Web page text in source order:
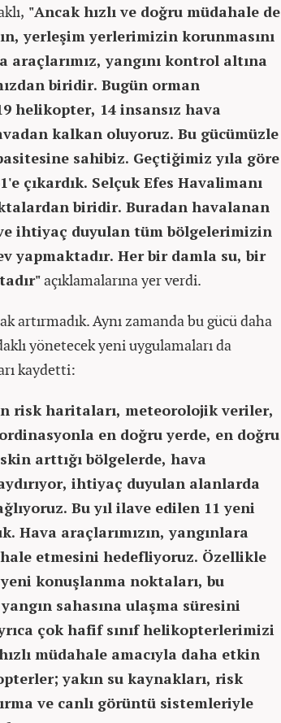
"Ancak hızlı ve doğru müdahale de
yerleşim yerlerimizin korunmasını
araçlarımız, yangını kontrol altına
biridir. Bugün orman
helikopter, 14 insansız hava
kalkan oluyoruz. Bu gücümüzle
sahibiz. Geçtiğimiz yıla göre
çıkardık. Selçuk Efes Havalimanı
biridir. Buradan havalanan
ihtiyaç duyulan tüm bölgelerimizin
yapmaktadır. Her bir damla su, bir
açıklamalarına yer verdi.
artırmadık. Aynı zamanda bu gücü daha
yönetecek yeni uygulamaları da
kaydetti:
risk haritaları, meteorolojik veriler,
en doğru yerde, en doğru
arttığı bölgelerde, hava
ihtiyaç duyulan alanlarda
Bu yıl ilave edilen 11 yeni
Hava araçlarımızın, yangınlara
etmesini hedefliyoruz. Özellikle
konuşlanma noktaları, bu
sahasına ulaşma süresini
çok hafif sınıf helikopterlerimizi
müdahale amacıyla daha etkin
yakın su kaynakları, risk
ve canlı görüntü sistemleriyle